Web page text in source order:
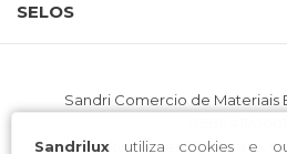
Sandrilux utiliza cookies e
SELOS
Sandri Comercio de Materiais
Endereço: Rua Lages, 56. Centro.